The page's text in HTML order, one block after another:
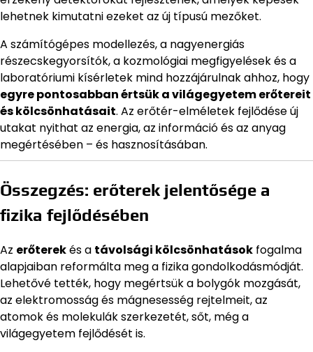
lehetnek kimutatni ezeket az új típusú mezőket.
A számítógépes modellezés, a nagyenergiás
részecskegyorsítók, a kozmológiai megfigyelések és a
laboratóriumi kísérletek mind hozzájárulnak ahhoz, hogy
egyre pontosabban értsük a világegyetem erőtereit
és kölcsönhatásait. Az erőtér-elméletek fejlődése új
utakat nyithat az energia, az információ és az anyag
megértésében – és hasznosításában.
Összegzés: erőterek jelentősége a
fizika fejlődésében
Az erőterekés a távolsági kölcsönhatások fogalma
alapjaiban reformálta meg a fizika gondolkodásmódját.
Lehetővé tették, hogy megértsük a bolygók mozgását,
az elektromosság és mágnesesség rejtelmeit, az
atomok és molekulák szerkezetét, sőt, még a
világegyetem fejlődését is.